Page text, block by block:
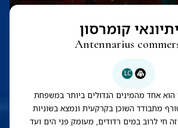
קומרסון
Antennarius
LC
הוא אחד מהמינים הגדולים ביותר במשפחת
מתבודד השוכן בקרקעית ונמצא בשוניות
זה חי לרוב במים רדודים, מעומק פני הים ועד